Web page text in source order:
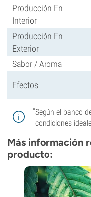
Producción En
Interior
Producción En
Exterior
Sabor / Aroma
Efectos
*Según el banco
condiciones
Más información
producto: